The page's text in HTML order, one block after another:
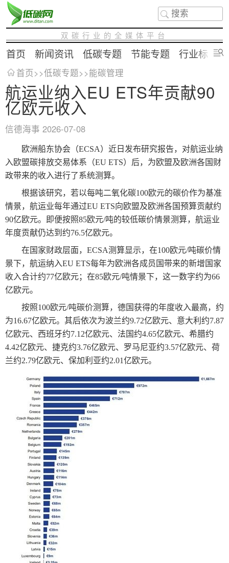
双碳行业的全媒体平台
首页 新闻资讯 低碳专题 节能专题 行业标准
首页>>低碳专题>>能碳管理
航运业纳入EU ETS年贡献90
亿欧元收入
信德海事 2026-07-08
欧洲船东协会（ECSA）近日发布研究报告，对航运业纳
入欧盟碳排放交易体系（EU ETS）后，为欧盟及欧洲各国财
政带来的收入进行了系统测算。
根据该研究，若以每吨二氧化碳100欧元的碳价作为基准
情景，航运业每年通过EU ETS向欧盟及欧洲各国预算贡献约
90亿欧元。即便按照85欧元/吨的较低碳价情景测算，航运业
年度贡献仍达到约76.5亿欧元。
在国家财政层面，ECSA测算显示，在100欧元/吨碳价情
景下，航运纳入EU ETS每年为欧洲各成员国带来的新增国家
收入合计约77亿欧元；在85欧元/吨情景下，这一数字约为66
亿欧元。
按照100欧元/吨碳价测算，德国获得的年度收入最高，约
为16.67亿欧元。其后依次为波兰约9.72亿欧元、意大利约7.87
亿欧元、西班牙约7.12亿欧元、法国约4.65亿欧元、希腊约
4.42亿欧元、捷克约3.76亿欧元、罗马尼亚约3.57亿欧元、荷
兰约2.79亿欧元、保加利亚约2.01亿欧元。